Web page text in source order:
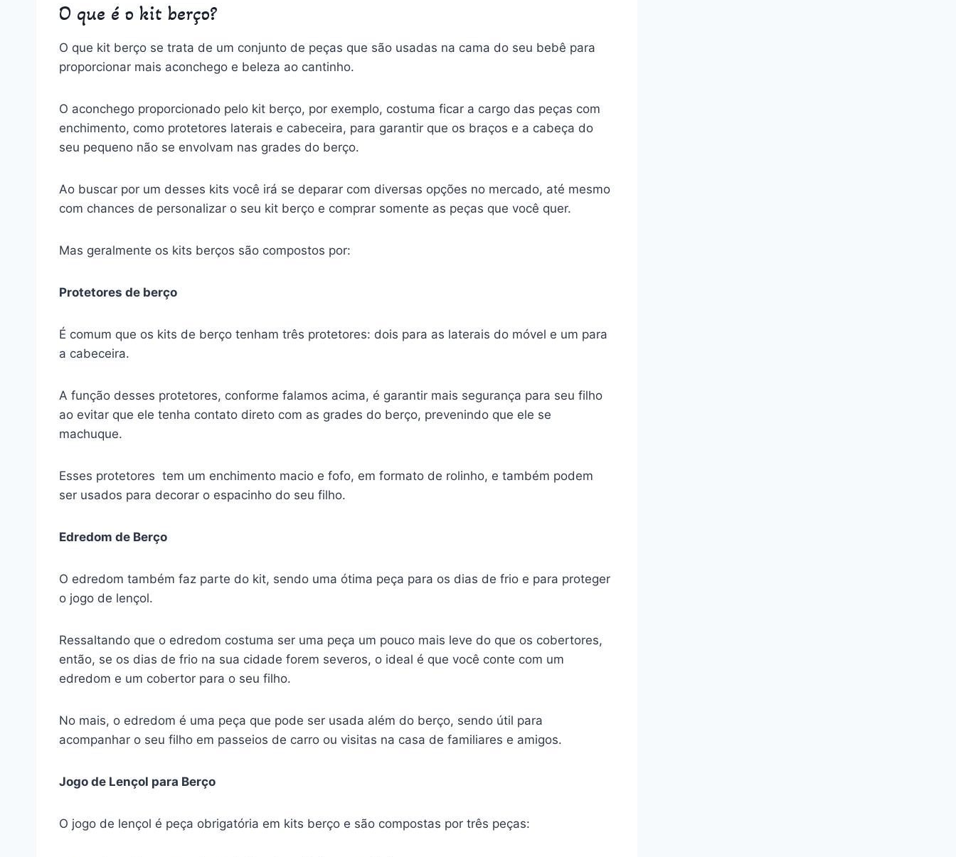
O que é o kit berço?
O que kit berço se trata de um conjunto de peças que são usadas na cama do seu bebê para
proporcionar mais aconchego e beleza ao cantinho.
O aconchego proporcionado pelo kit berço, por exemplo, costuma ficar a cargo das peças com
enchimento, como protetores laterais e cabeceira, para garantir que os braços e a cabeça do
seu pequeno não se envolvam nas grades do berço.
Ao buscar por um desses kits você irá se deparar com diversas opções no mercado, até mesmo
com chances de personalizar o seu kit berço e comprar somente as peças que você quer.
Mas geralmente os kits berços são compostos por:
Protetores de berço
É comum que os kits de berço tenham três protetores: dois para as laterais do móvel e um para
a cabeceira.
A função desses protetores, conforme falamos acima, é garantir mais segurança para seu filho
ao evitar que ele tenha contato direto com as grades do berço, prevenindo que ele se
machuque.
Esses protetores tem um enchimento macio e fofo, em formato de rolinho, e também podem
ser usados para decorar o espacinho do seu filho.
Edredom de Berço
O edredom também faz parte do kit, sendo uma ótima peça para os dias de frio e para proteger
o jogo de lençol.
Ressaltando que o edredom costuma ser uma peça um pouco mais leve do que os cobertores,
então, se os dias de frio na sua cidade forem severos, o ideal é que você conte com um
edredom e um cobertor para o seu filho.
No mais, o edredom é uma peça que pode ser usada além do berço, sendo útil para
acompanhar o seu filho em passeios de carro ou visitas na casa de familiares e amigos.
Jogo de Lençol para Berço
O jogo de lençol é peça obrigatória em kits berço e são compostas por três peças: